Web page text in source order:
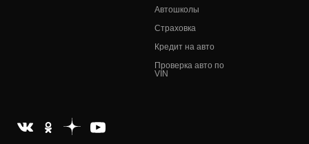
Автошколы
Страховка
Кредит на авто
Проверка авто по
VIN